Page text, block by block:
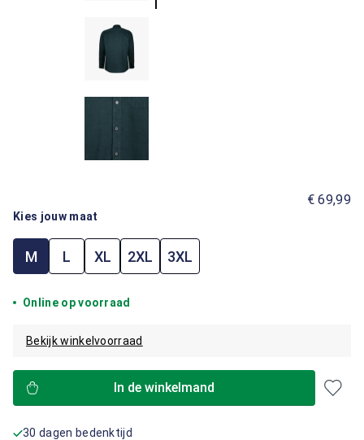
€ 69,99
Kies jouw maat
M L XL 2XL 3XL
Online op voorraad
Bekijk winkelvoorraad
In de winkelmand
30 dagen bedenktijd